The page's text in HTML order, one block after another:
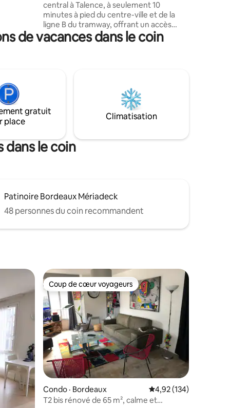
central à Talence, à seulement 10
minutes à pied du centre-ville et de la
ligne B du tramway, offrant un accès
facile aux commodités. La maison
climatisée dispose de 3 chambres
plusieurs voitures. À l’intérieur, vous
apprécierez le séjour lumineux et la
cuisine équipée avec son cellier. Pas de
de vacances dans le coin
gratuit
place
Climatisation
dans le coin
Patinoire Bordeaux Mériadeck
48 personnes du coin recommandent
Coup de cœur voyageurs
Coup de cœur voyageurs
Condo · Bordeaux Note moyenne de
4,92 (134)
T2 bis rénové de 65 m², calme et